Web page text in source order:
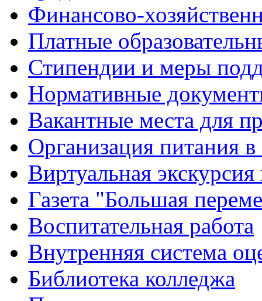
Финансово-
Платные
Стипендии и меры
Нормативные
Вакантные места для
Организация питания в
Виртуальная
Газета "Большая
Воспитательная работа
Внутренняя система
Библиотека колледжа